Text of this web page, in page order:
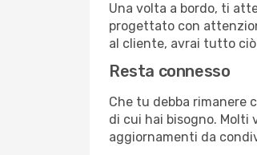
Una volta a bordo, ti
progettato con
al cliente, avrai tutto ciò
Resta connesso
Che tu debba rimanere
di cui hai bisogno.
aggiornamenti da